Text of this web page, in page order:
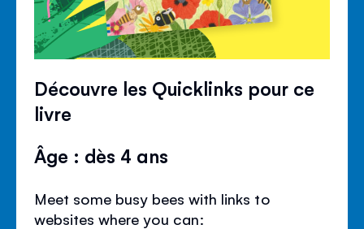
Découvre les Quicklinks pour ce
livre
Âge : dès 4 ans
Meet some busy bees with links to
websites where you can: